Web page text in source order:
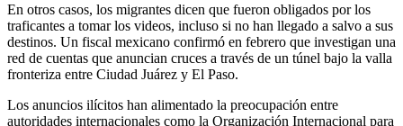
En otros casos, los migrantes dicen que fueron obligados por los
traficantes a tomar los videos, incluso si no han llegado a salvo a sus
destinos. Un fiscal mexicano confirmó en febrero que investigan una
red de cuentas que anuncian cruces a través de un túnel bajo la valla
fronteriza entre Ciudad Juárez y El Paso.
Los anuncios ilícitos han alimentado la preocupación entre
autoridades internacionales como la Organización Internacional para